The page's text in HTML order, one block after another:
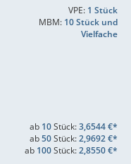
VPE: 1 Stück
MBM: 10 Stück und
Vielfache
ab 10Stück:3,6544 €*
ab50Stück:2,9692 €*
ab 100Stück:2,8550 €*